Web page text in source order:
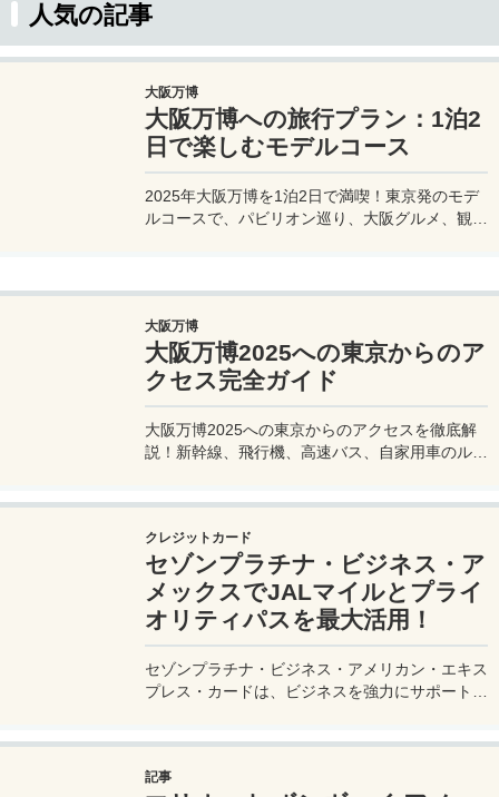
人気の記事
大阪万博
大阪万博への旅行プラン：1泊2
日で楽しむモデルコース
2025年大阪万博を1泊2日で満喫！東京発のモデ
ルコースで、パビリオン巡り、大阪グルメ、観光
大阪万博
大阪万博2025への東京からのア
クセス完全ガイド
大阪万博2025への東京からのアクセスを徹底解
説！新幹線、飛行機、高速バス、自家用車のルー
クレジットカード
セゾンプラチナ・ビジネス・ア
メックスでJALマイルとプライ
オリティパスを最大活用！
セゾンプラチナ・ビジネス・アメリカン・エキス
プレス・カードは、ビジネスを強力にサポートす
最適です。初年度の年会費無料も魅力。ステータ
記事